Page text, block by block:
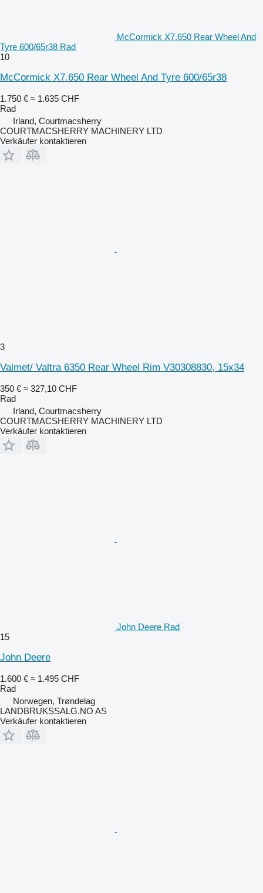
McCormick X7.650 Rear Wheel And
Tyre 600/65r38 Rad
10
McCormick X7.650 Rear Wheel And Tyre 600/65r38
1.750 € ≈ 1.635 CHF
Rad
Irland, Courtmacsherry
COURTMACSHERRY MACHINERY LTD
Verkäufer kontaktieren
3
Valmet/ Valtra 6350 Rear Wheel Rim V30308830, 15x34
350 € ≈ 327,10 CHF
Rad
Irland, Courtmacsherry
COURTMACSHERRY MACHINERY LTD
Verkäufer kontaktieren
John Deere Rad
15
John Deere
1.600 € ≈ 1.495 CHF
Rad
Norwegen, Trøndelag
LANDBRUKSSALG.NO AS
Verkäufer kontaktieren